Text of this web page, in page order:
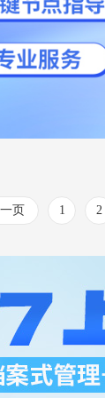
页 1 2